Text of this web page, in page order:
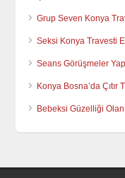
Grup Seven Konya
Seksi Konya Travesti
Seans Görüşmeler
Konya Bosna’da Çıtır
Bebeksi Güzelliği